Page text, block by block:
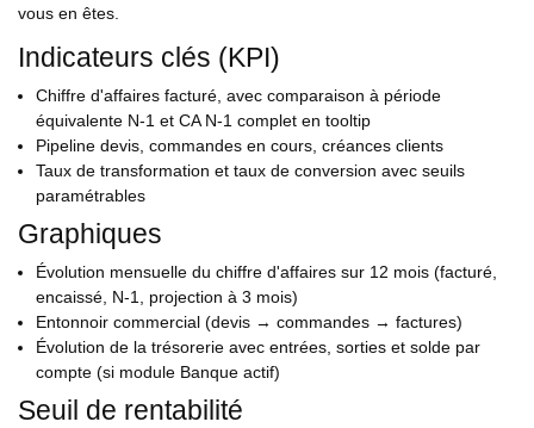
vous en êtes.
Indicateurs clés (KPI)
Chiffre d'affaires facturé, avec comparaison à période
équivalente N-1 et CA N-1 complet en tooltip
Pipeline devis, commandes en cours, créances clients
Taux de transformation et taux de conversion avec seuils
paramétrables
Graphiques
Évolution mensuelle du chiffre d'affaires sur 12 mois (facturé,
encaissé, N-1, projection à 3 mois)
Entonnoir commercial (devis → commandes → factures)
Évolution de la trésorerie avec entrées, sorties et solde par
compte (si module Banque actif)
Seuil de rentabilité